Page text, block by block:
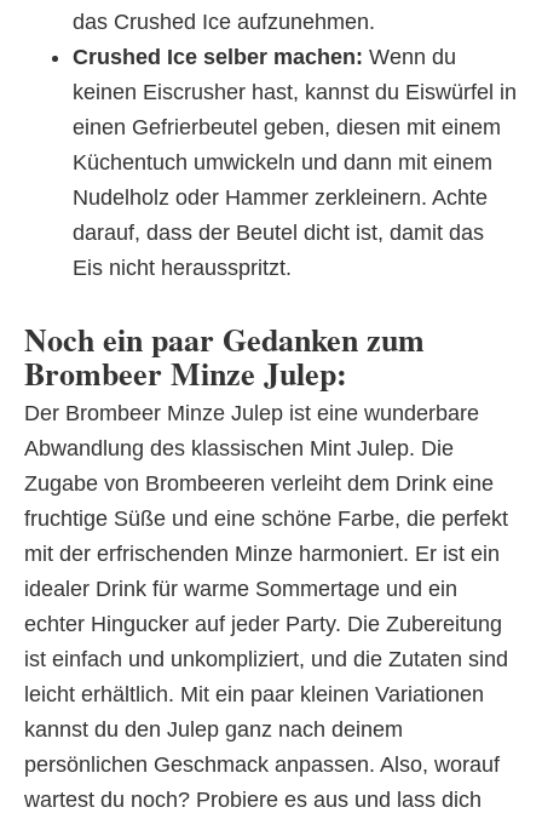
das Crushed Ice aufzunehmen.
Crushed Ice selber machen: Wenn du
keinen Eiscrusher hast, kannst du Eiswürfel in
einen Gefrierbeutel geben, diesen mit einem
Küchentuch umwickeln und dann mit einem
Nudelholz oder Hammer zerkleinern. Achte
darauf, dass der Beutel dicht ist, damit das
Eis nicht herausspritzt.
Noch ein paar Gedanken zum
Brombeer Minze Julep:
Der Brombeer Minze Julep ist eine wunderbare
Abwandlung des klassischen Mint Julep. Die
Zugabe von Brombeeren verleiht dem Drink eine
fruchtige Süße und eine schöne Farbe, die perfekt
mit der erfrischenden Minze harmoniert. Er ist ein
idealer Drink für warme Sommertage und ein
echter Hingucker auf jeder Party. Die Zubereitung
ist einfach und unkompliziert, und die Zutaten sind
leicht erhältlich. Mit ein paar kleinen Variationen
kannst du den Julep ganz nach deinem
persönlichen Geschmack anpassen. Also, worauf
wartest du noch? Probiere es aus und lass dich